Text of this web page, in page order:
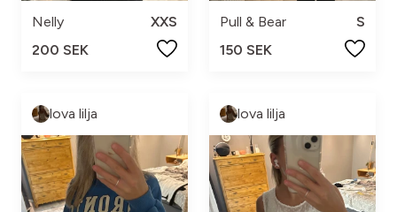
Nelly
XXS
200 SEK
Pull & Bear
S
150 SEK
lova lilja lova lilja